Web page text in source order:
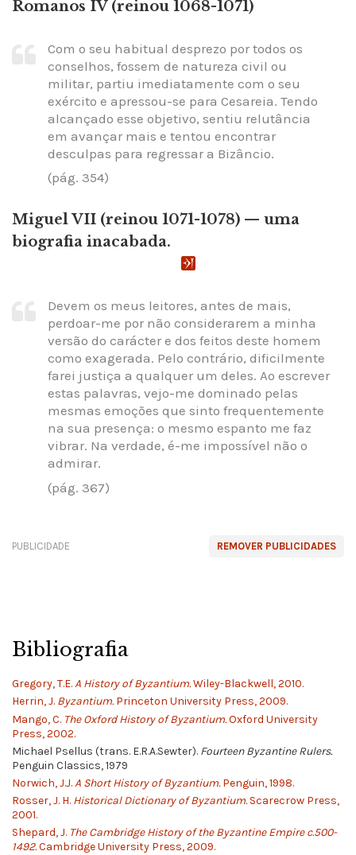
Romanos IV (reinou 1068-1071)
Com o seu habitual desprezo por todos os
conselhos, fossem de natureza civil ou
militar, partiu imediatamente com o seu
exército e apressou-se para Cesareia. Tendo
alcançado esse objetivo, sentiu relutância
em avançar mais e tentou encontrar
desculpas para regressar a Bizâncio.
(pág. 354)
Miguel VII (reinou 1071-1078) — uma
biografia inacabada.
Devem os meus leitores, antes de mais,
perdoar-me por não considerarem a minha
versão do carácter e dos feitos deste homem
como exagerada. Pelo contrário, dificilmente
farei justiça a qualquer um deles. Ao escrever
estas palavras, vejo-me dominado pelas
mesmas emoções que sinto frequentemente
na sua presença: o mesmo espanto me faz
vibrar. Na verdade, é-me impossível não o
admirar.
(pág. 367)
REMOVER PUBLICIDADES
PUBLICIDADE
Bibliografia
Gregory, T.E.A History of Byzantium.Wiley-Blackwell, 2010.
Herrin, J. Byzantium.Princeton University Press, 2009.
Mango, C. The Oxford History of Byzantium.Oxford University
Press, 2002.
Michael Psellus (trans. E.R.A.Sewter). Fourteen Byzantine Rulers.
Penguin Classics, 1979
Norwich, J.J.A Short History of Byzantium.Penguin, 1998.
Rosser, J. H. Historical Dictionary of Byzantium.Scarecrow Press,
2001.
Shepard, J. The Cambridge History of the Byzantine Empire c.500-
1492.Cambridge University Press, 2009.